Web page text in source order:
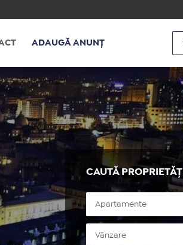
ADAUGĂ ANUNȚ
CAUTĂ PROPRIETĂȚI